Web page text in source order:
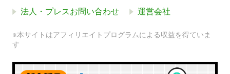
法人・プレスお問い合わせ 運営会社
※本サイトはアフィリエイトプログラムによる収益を得ていま
す